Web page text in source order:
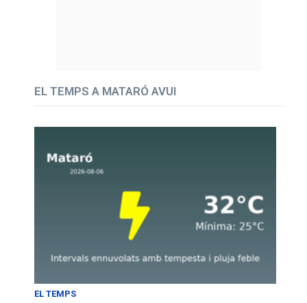
EL TEMPS A MATARÓ AVUI
EL TEMPS